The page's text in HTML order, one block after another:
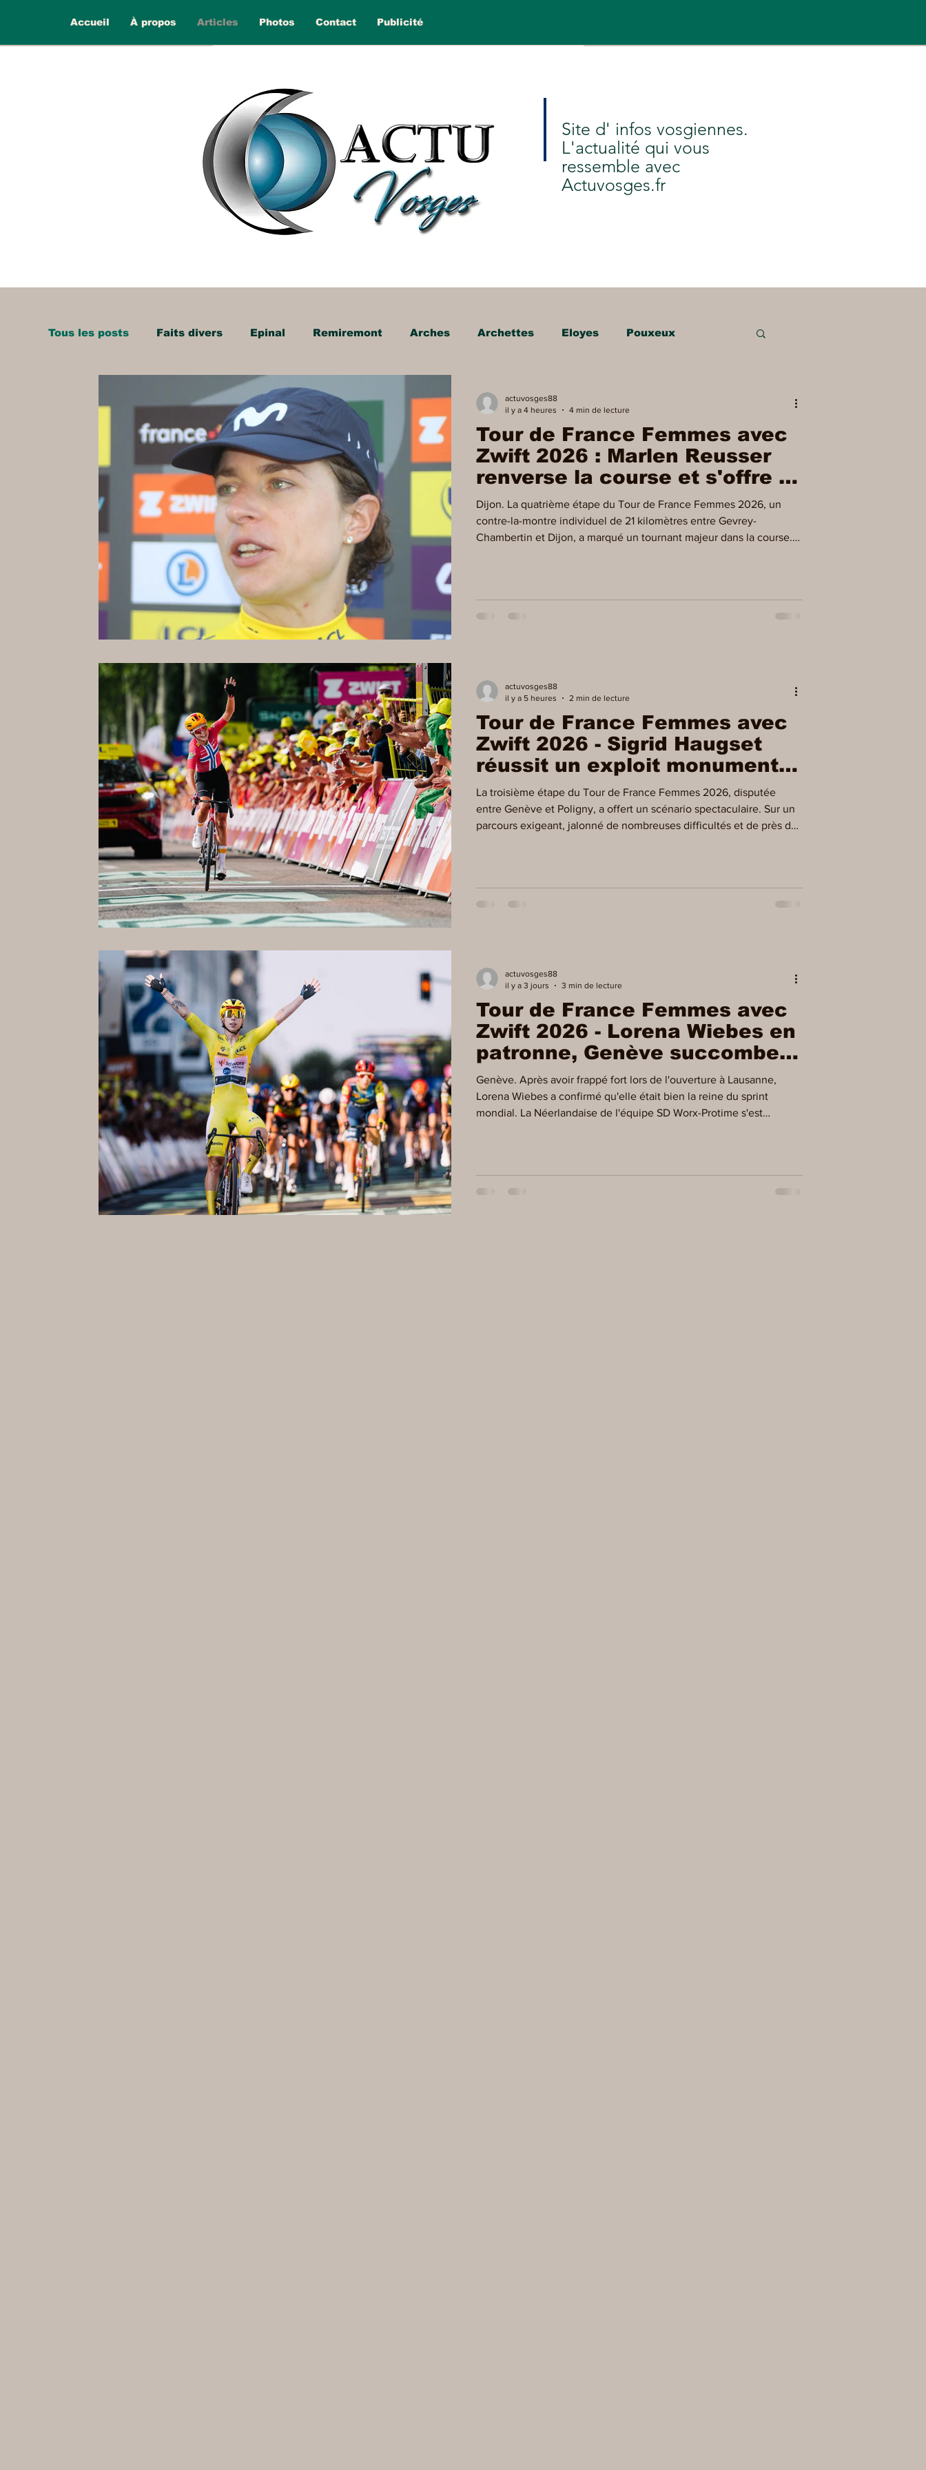
Accueil À propos Articles Photos Contact Publicité
Tous les posts Faits divers Epinal Remiremont Arches Archettes Eloyes Pouxeux
Saint-Nabord Dommartin
Ballons des Hautes Vosges Sports en vosges Mirecourt Culture en vosges Gérardmer
Thaon-les-Vosges Région de Nancy La Bresse Plombières-les-Bains Val-d'Ajol Saint-Dié
Charmes
Tour de France Femmes avec
Zwift 2026 : Marlen Reusser
renverse la course et s'offre le
Maillot Jaune
Dijon. La quatrième étape du Tour de France Femmes 2026, un
contre-la-montre individuel de 21 kilomètres entre Gevrey-
Chambertin et Dijon, a marqué un tournant majeur dans la course.
jaune Championne du monde du contre-la-montre, Marlen Reusser
actuvosges88
il y a 4 heures
4 min de lecture
Tour de France Femmes avec
Zwift 2026 - Sigrid Haugset
réussit un exploit monumental
et s'empare du Maillot Jaune
La troisième étape du Tour de France Femmes 2026, disputée
entre Genève et Poligny, a offert un scénario spectaculaire. Sur un
parcours exigeant, jalonné de nombreuses difficultés et de près de
près de 90 kilomètres. Des dénivelés pour se mettre en jambes Dès
actuvosges88
il y a 5 heures
2 min de lecture
Tour de France Femmes avec
Zwift 2026 - Lorena Wiebes en
patronne, Genève succombe à
son tour
Genève. Après avoir frappé fort lors de l'ouverture à Lausanne,
Lorena Wiebes a confirmé qu'elle était bien la reine du sprint
mondial. La Néerlandaise de l'équipe SD Worx-Protime s'est
maillot jaune avait coché cette étape Avant le départ, la
actuvosges88
il y a 3 jours
3 min de lecture
Site d' infos vosgiennes.
L'actualité qui vous
ressemble avec
Actuvosges.fr